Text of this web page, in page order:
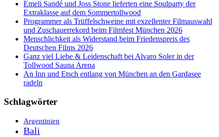
Emeli Sandé und Joss Stone lieferten eine Soulparty der
Extraklasse auf dem Sommertollwood
Programmer als Trüffelschweine mit exzellenter Filmauswahl
und Zuschauerrekord beim Filmfest München 2026
Menschlichkeit als Widerstand beim Friedenspreis des
Deutschen Films 2026
Ganz viel Liebe & Leidenschaft bei Alvaro Soler in der
Tollwood Sauna Arena
An Inn und Etsch entlang von München an den Gardasee
radeln
Schlagwörter
Argentinien
Bali